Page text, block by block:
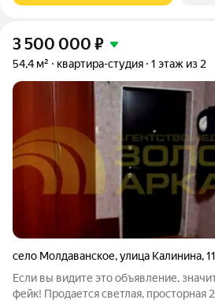
3 500 000 ₽
54,4 м² квартира-студия 1 этаж из 2
село Молдаванское,улица Калинина,11
Если вы видите это объявление,
фейк! Продается светлая, просторная